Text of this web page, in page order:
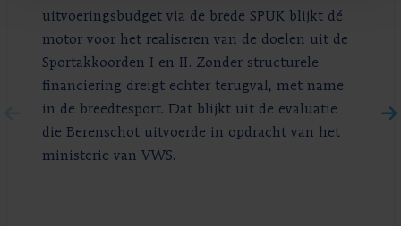
uitvoeringsbudget via de brede SPUK blijkt dé
motor voor het realiseren van de doelen uit de
Sportakkoorden I en II. Zonder structurele
financiering dreigt echter terugval, met name
in de breedtesport. Dat blijkt uit de evaluatie
die Berenschot uitvoerde in opdracht van het
ministerie van VWS.